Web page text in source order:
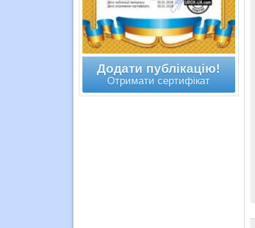
Додати публікацію!
Отримати сертифікат